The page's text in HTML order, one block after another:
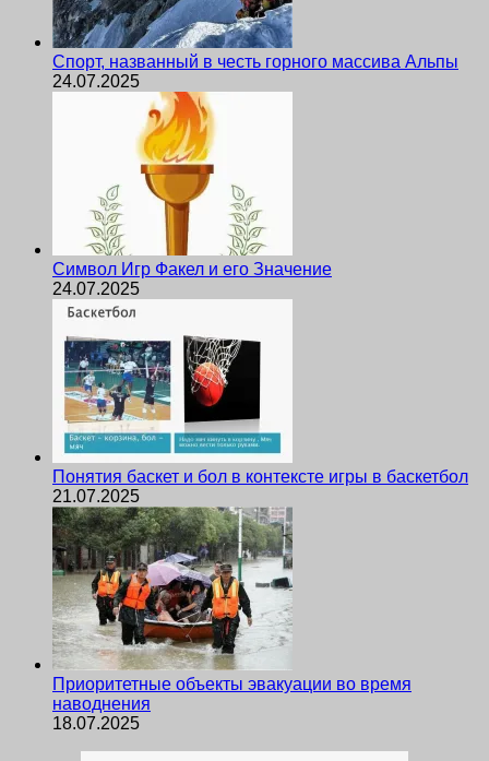
Спорт, названный в честь горного массива Альпы
24.07.2025
Символ Игр Факел и его Значение
24.07.2025
Понятия баскет и бол в контексте игры в баскетбол
21.07.2025
Приоритетные объекты эвакуации во время
наводнения
18.07.2025